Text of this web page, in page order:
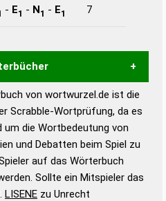
- E1 - N1 - E1 7
eines semantischen
Anhaltspunkte zu
und Wortform, um die
das Scrabble-Spiel zu
Scrabble-
von wortwurzel.de ist die
Scrabble-Wortprüfung, da es
die Wortbedeutung von
und Debatten beim Spiel zu
auf das Wörterbuch
Sollte ein Mitspieler das
LISENE zu Unrecht